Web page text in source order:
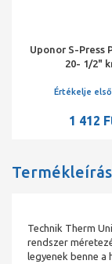
Uponor S-Press
20- 1/2"
Értékelje
1 412
Termékleírás
Technik Therm
rendszer
legyenek benne a